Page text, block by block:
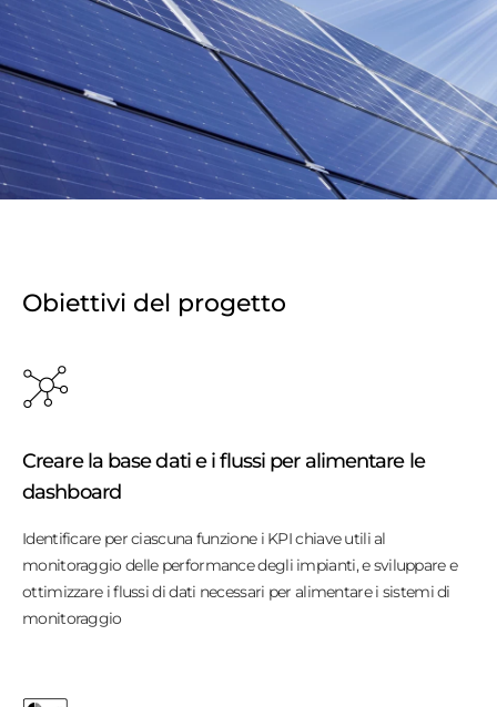
Obiettivi del progetto
Creare la base dati e i flussi per alimentare le
dashboard
Identificare per ciascuna funzione i KPI chiave utili al
monitoraggio delle performance degli impianti, e sviluppare e
ottimizzare i flussi di dati necessari per alimentare i sistemi di
monitoraggio